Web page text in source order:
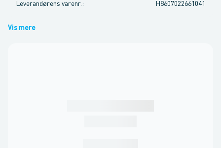
Leverandørens varenr. : H8607022661041
Vis mere